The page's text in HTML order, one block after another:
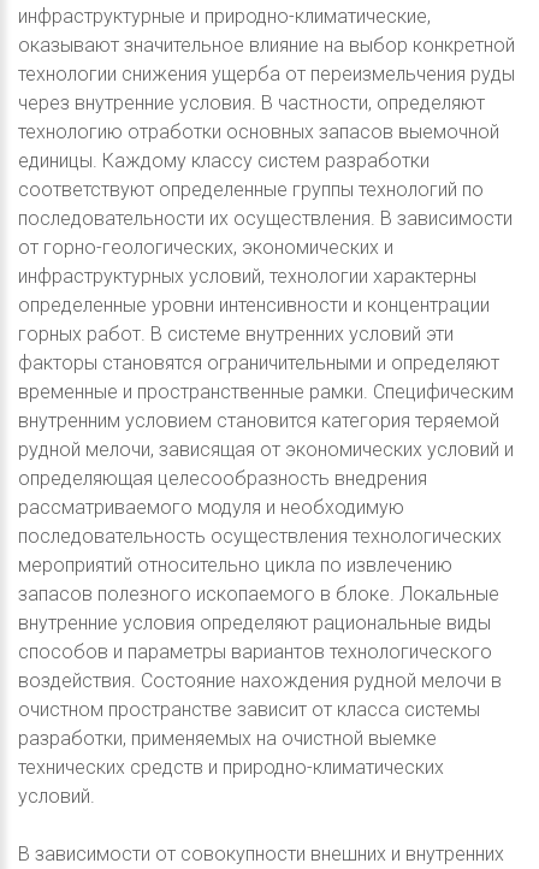
инфраструктурные и природно-климатические,
оказывают значительное влияние на выбор конкретной
технологии снижения ущерба от переизмельчения руды
через внутренние условия. В частности, определяют
технологию отработки основных запасов выемочной
единицы. Каждому классу систем разработки
соответствуют определенные группы технологий по
последовательности их осуществления. В зависимости
от горно-геологических, экономических и
инфраструктурных условий, технологии характерны
определенные уровни интенсивности и концентрации
горных работ. В системе внутренних условий эти
факторы становятся ограничительными и определяют
временные и пространственные рамки. Специфическим
внутренним условием становится категория теряемой
рудной мелочи, зависящая от экономических условий и
определяющая целесообразность внедрения
рассматриваемого модуля и необходимую
последовательность осуществления технологических
мероприятий относительно цикла по извлечению
запасов полезного ископаемого в блоке. Локальные
внутренние условия определяют рациональные виды
способов и параметры вариантов технологического
воздействия. Состояние нахождения рудной мелочи в
очистном пространстве зависит от класса системы
разработки, применяемых на очистной выемке
технических средств и природно-климатических
условий.
В зависимости от совокупности внешних и внутренних